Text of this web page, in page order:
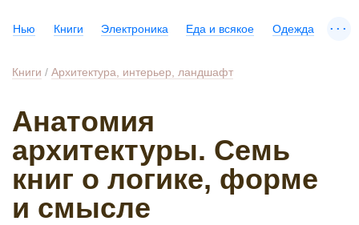
Нью Книги Электроника Еда и всякое Одежда ...
Книги / Архитектура, интерьер, ландшафт
Анатомия
архитектуры. Семь
книг о логике, форме
и смысле